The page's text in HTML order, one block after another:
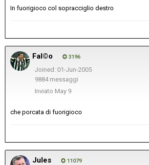
In fuorigioco col sopracciglio destro
Fal©o 3196
Joined: 01-Jun-2005
9884 messaggi
Inviato May 9
che porcata di fuorigioco
Jules 11079